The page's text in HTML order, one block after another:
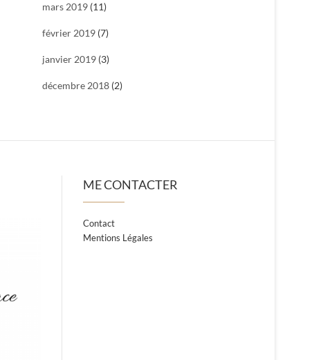
mars 2019 (11)
février 2019 (7)
janvier 2019 (3)
décembre 2018 (2)
ME CONTACTER
Contact
Mentions Légales